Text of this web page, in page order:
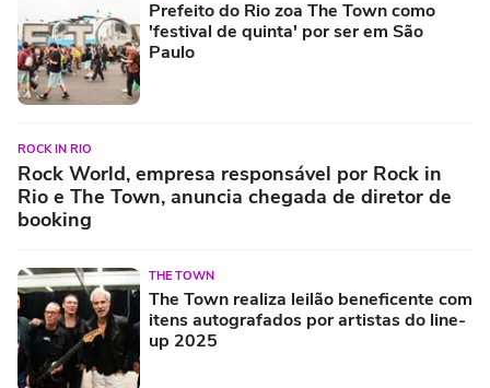
Prefeito do Rio zoa The Town como
'festival de quinta' por ser em São
Paulo
ROCK IN RIO
Rock World, empresa responsável por Rock in
Rio e The Town, anuncia chegada de diretor de
booking
THE TOWN
The Town realiza leilão beneficente com
itens autografados por artistas do line-
up 2025